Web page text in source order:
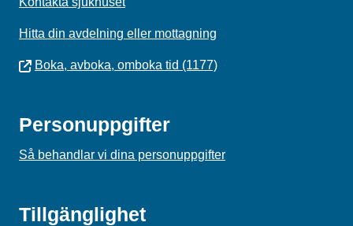
Hitta din avdelning eller mottagning
Boka, avboka, omboka tid (1177)
Personuppgifter
Så behandlar vi dina personuppgifter
Tillgänglighet